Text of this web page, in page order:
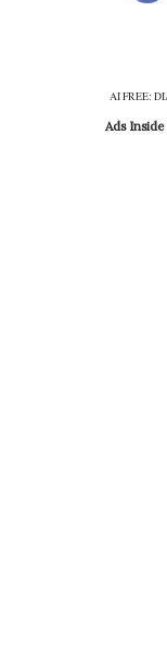
AI FREE:
Ads Inside